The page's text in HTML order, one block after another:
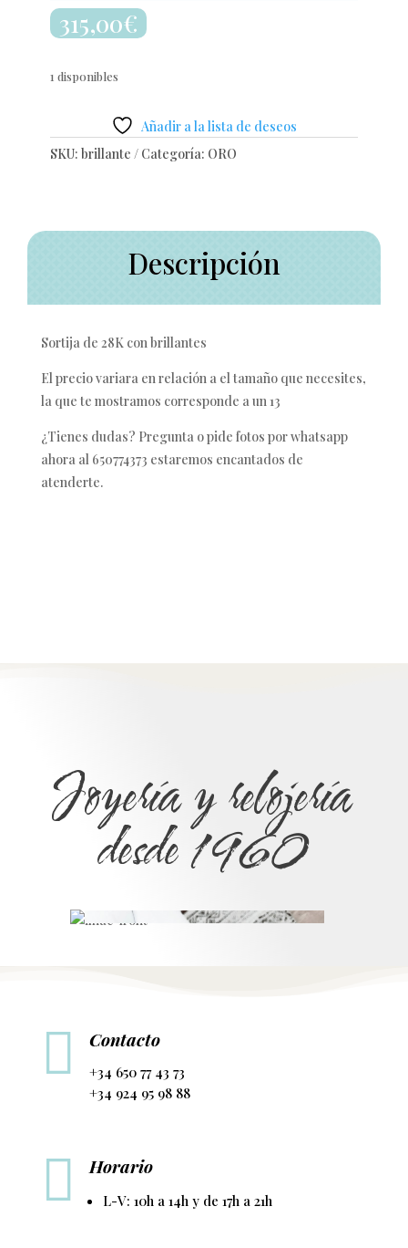
315,00€
1 disponibles
Añadir a la lista de deseos
SKU: brillante Categoría: ORO
Descripción
Sortija de 28K con brillantes
El precio variara en relación a el tamaño que necesites,
la que te mostramos corresponde a un 13
¿Tienes dudas? Pregunta o pide fotos por whatsapp
ahora al 650774373 estaremos encantados de
atenderte.
Joyería y relojería
desde 1960
 Contacto
+34 650 77 43 73
+34 924 95 98 88
 Horario
L-V: 10h a 14h y de 17h a 21h